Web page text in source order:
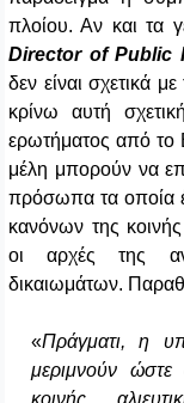
πλοίου. Αν και τα
Director of Public
δεν είναι σχετικά
κρίνω αυτή
ερωτήματος από το
μέλη μπορούν να
πρόσωπα τα οποία
κανόνων της κοινής
οι αρχές της
δικαιωμάτων.
«Πράγματι, η
μεριμνούν
κοινής